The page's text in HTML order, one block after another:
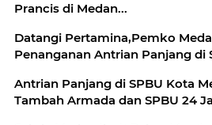
Prancis di Medan...
Datangi Pertamina,Pemko
Penanganan Antrian Panjang di
Antrian Panjang di SPBU Kota
Tambah Armada dan SPBU 24